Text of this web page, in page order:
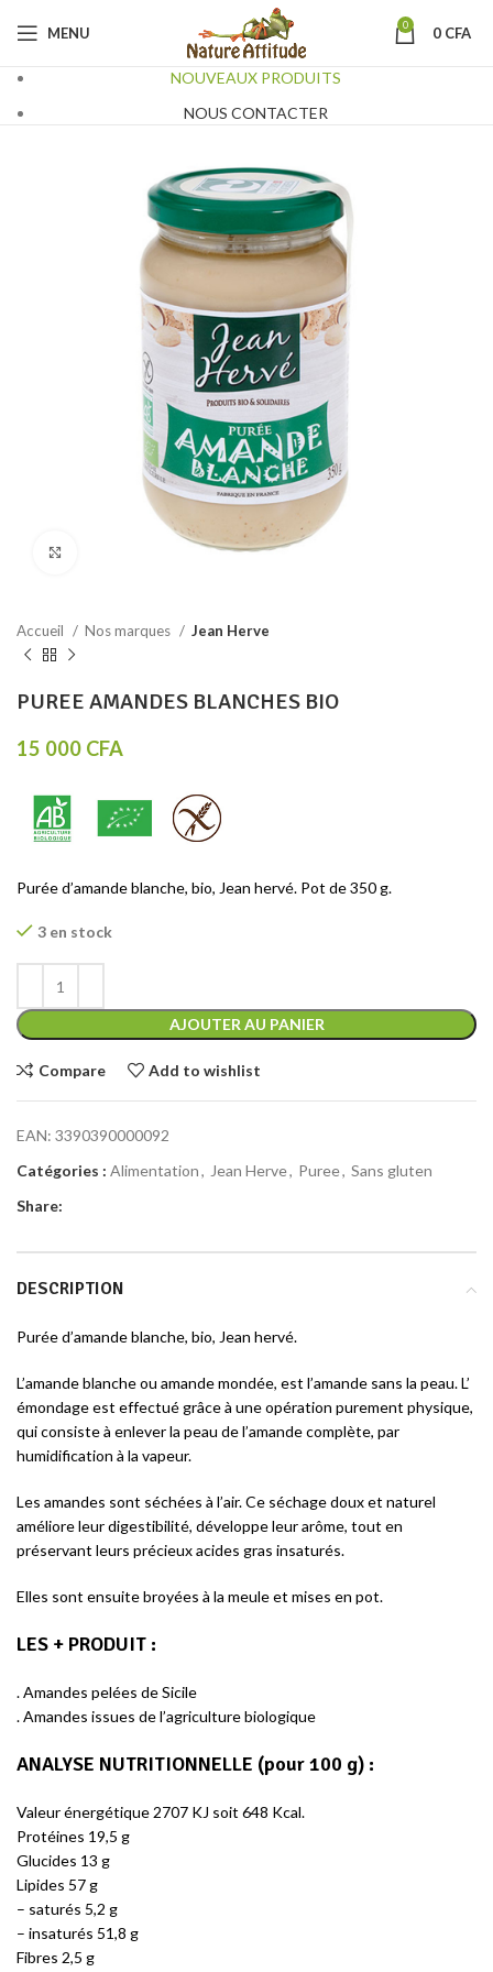
MENU 0 0 CFA
NOUVEAUX PRODUITS
NOUS CONTACTER
Accueil Nos marques Jean Herve
PUREE AMANDES BLANCHES BIO
15 000 CFA
Purée d’amande blanche, bio, Jean hervé. Pot de 350 g.
3 en stock
AJOUTER AU PANIER
Compare Add to wishlist
EAN: 3390390000092
Catégories : Alimentation, Jean Herve, Puree, Sans gluten
Share:
DESCRIPTION
Purée d’amande blanche, bio, Jean hervé.
L’amande blanche ou amande mondée, est l’amande sans la peau. L’
émondage est effectué grâce à une opération purement physique,
qui consiste à enlever la peau de l’amande complète, par
humidification à la vapeur.
Les amandes sont séchées à l’air. Ce séchage doux et naturel
améliore leur digestibilité, développe leur arôme, tout en
préservant leurs précieux acides gras insaturés.
Elles sont ensuite broyées à la meule et mises en pot.
LES + PRODUIT :
. Amandes pelées de Sicile
. Amandes issues de l’agriculture biologique
ANALYSE NUTRITIONNELLE (pour 100 g) :
Valeur énergétique 2707 KJ soit 648 Kcal.
Protéines 19,5 g
Glucides 13 g
Lipides 57 g
– saturés 5,2 g
– insaturés 51,8 g
Fibres 2,5 g